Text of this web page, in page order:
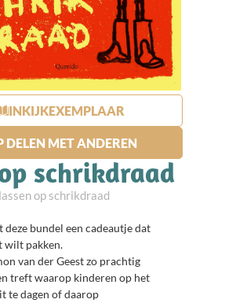
INKIJKEXEMPLAAR
DELEN MET ANDEREN
schrikdraad
op schrikdraad
bundel een cadeautje dat
wilt pakken.
van der Geest zo prachtig
treft waarop kinderen op het
te dagen of daarop